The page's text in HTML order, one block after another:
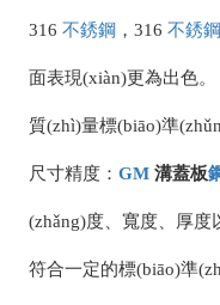
316不銹鋼 ，316不銹
面表現(xiàn)更為出色。
質(zhì)量標(biāo)準
尺寸精度：GM 溝蓋板
(zhǎng)度、寬度、
符合一定的標(biāo)準